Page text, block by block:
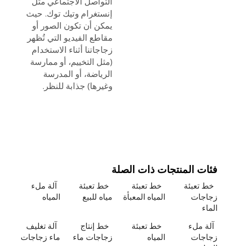
إنستغرام وتيك توك. حيث
يمكن أن تكون الصور أو
مقاطع الفيديو التي تُظهر
زجاجاتنا أثناء الاستخدام
(مثل التخييم، أو ممارسة
الرياضة، أو المدرسة
وغيرها) جذابة للنظر.
المنتجات ذات الصلة
خط تعبئة
المياه المعبأة
خط تعبئة
مياه للبيع
آلة ملء
ملء
خط تعبئة
خط إنتاج
زجاجات ماء
آلة تغليف
ماء زجاجات